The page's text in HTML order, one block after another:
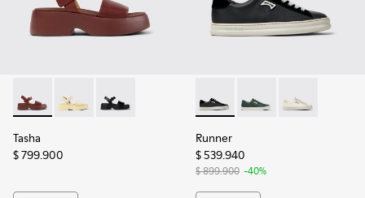
Tasha - K201659-012 - Sandalias de piel burdeos para mujer.
Tasha - K201659-013
Tasha - K201659-006 - Sandalias de piel
Tasha
$ 799.900
Runner - K201855-002 -
Runner - K201855-
Runner -
Runner
$ 539.940
$ 899.900 -40%